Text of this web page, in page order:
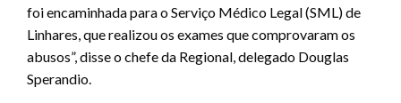
foi encaminhada para o Serviço Médico Legal (SML) de
Linhares, que realizou os exames que comprovaram os
abusos”, disse o chefe da Regional, delegado Douglas
Sperandio.